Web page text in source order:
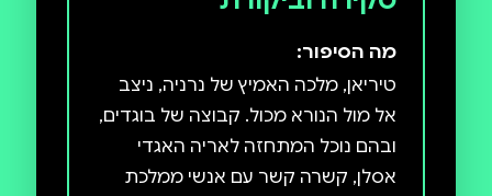
מה הסיפור:
טיריאן, מלכה האמיץ של נרניה, ניצב
אל מול הנורא מכול. קבוצה של בוגדים,
ובהם נוכל המתחזה לאריה האגדי
אסלן, קשרה קשר עם אנשי ממלכת